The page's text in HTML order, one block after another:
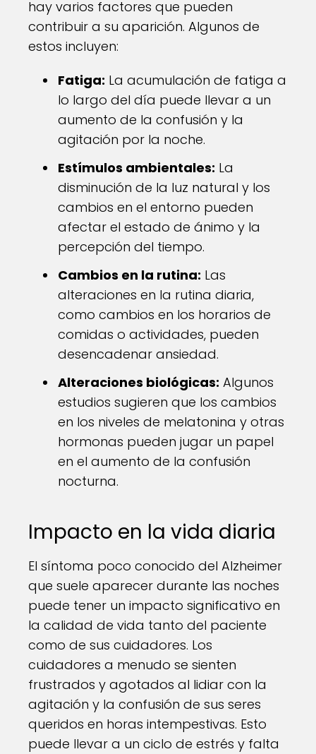
hay varios factores que pueden
contribuir a su aparición. Algunos de
estos incluyen:
Fatiga: La acumulación de fatiga a
lo largo del día puede llevar a un
aumento de la confusión y la
agitación por la noche.
Estímulos ambientales: La
disminución de la luz natural y los
cambios en el entorno pueden
afectar el estado de ánimo y la
percepción del tiempo.
Cambios en la rutina: Las
alteraciones en la rutina diaria,
como cambios en los horarios de
comidas o actividades, pueden
desencadenar ansiedad.
Alteraciones biológicas: Algunos
estudios sugieren que los cambios
en los niveles de melatonina y otras
hormonas pueden jugar un papel
en el aumento de la confusión
nocturna.
Impacto en la vida diaria
El síntoma poco conocido del Alzheimer
que suele aparecer durante las noches
puede tener un impacto significativo en
la calidad de vida tanto del paciente
como de sus cuidadores. Los
cuidadores a menudo se sienten
frustrados y agotados al lidiar con la
agitación y la confusión de sus seres
queridos en horas intempestivas. Esto
puede llevar a un ciclo de estrés y falta